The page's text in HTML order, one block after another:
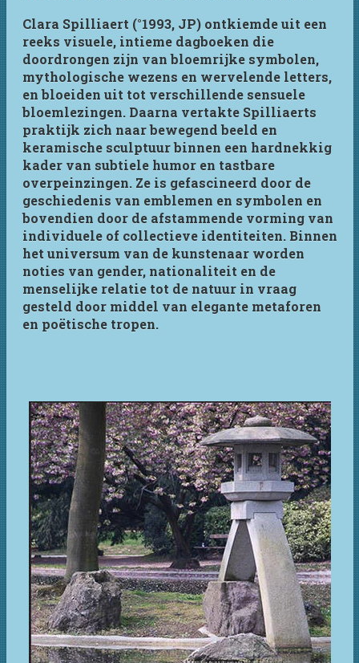
Clara Spilliaert (°1993, JP) ontkiemde uit een
reeks visuele, intieme dagboeken die
doordrongen zijn van bloemrijke symbolen,
mythologische wezens en wervelende letters,
en bloeiden uit tot verschillende sensuele
bloemlezingen. Daarna vertakte Spilliaerts
praktijk zich naar bewegend beeld en
keramische sculptuur binnen een hardnekkig
kader van subtiele humor en tastbare
overpeinzingen. Ze is gefascineerd door de
geschiedenis van emblemen en symbolen en
bovendien door de afstammende vorming van
individuele of collectieve identiteiten. Binnen
het universum van de kunstenaar worden
noties van gender, nationaliteit en de
menselijke relatie tot de natuur in vraag
gesteld door middel van elegante metaforen
en poëtische tropen.